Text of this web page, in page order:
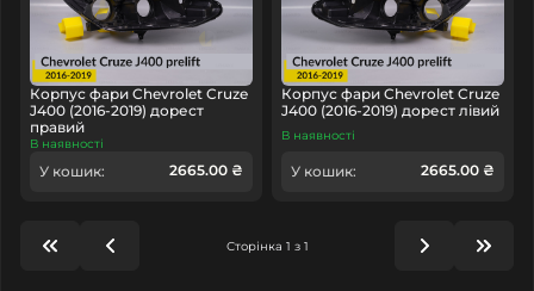
Корпус фари Chevrolet Cruze
J400 (2016-2019) дорест
правий
В наявності
У кошик: 2665.00 ₴
Корпус фари Chevrolet Cruze
J400 (2016-2019) дорест лівий
В наявності
У кошик: 2665.00 ₴
Сторінка 1 з 1